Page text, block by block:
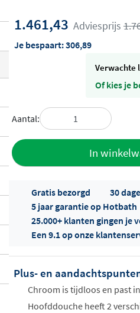
1.461,43 Adviesprijs
Je bespaart:306,89
Of kies je
Aantal:
In
Offertes
ophalen...
Gratis bezorgd
30
5 jaar garantie op Hotbath
25.000+ klanten gingen je
Een 9.1 op onze
Plus- en
Chroom is tijdloos en past
Hoofddouche heeft 2